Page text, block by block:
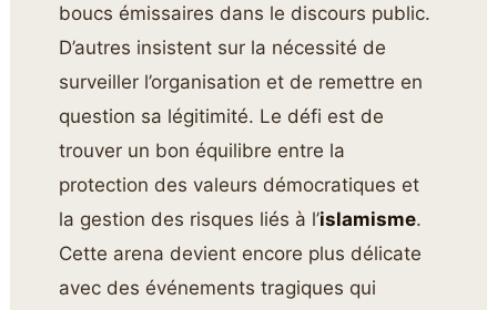
boucs émissaires dans le discours public.
D’autres insistent sur la nécessité de
surveiller l’organisation et de remettre en
question sa légitimité. Le défi est de
trouver un bon équilibre entre la
protection des valeurs démocratiques et
la gestion des risques liés à l’islamisme.
Cette arena devient encore plus délicate
avec des événements tragiques qui